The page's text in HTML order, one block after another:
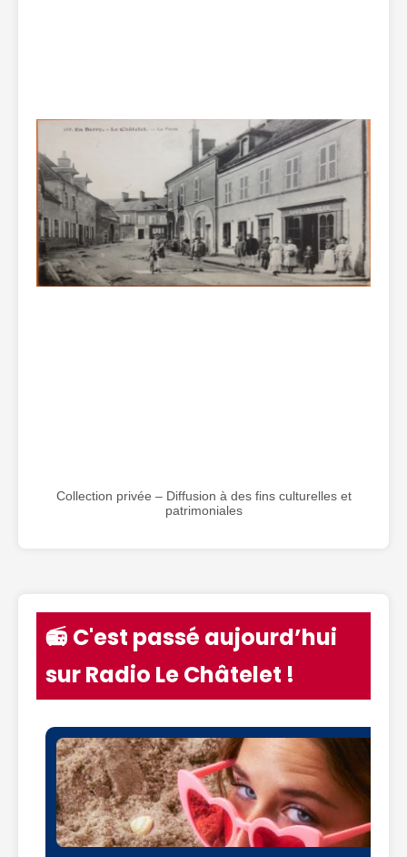
Collection privée – Diffusion à des fins culturelles et
patrimoniales
📻 C'est passé aujourd’hui
sur Radio Le Châtelet !